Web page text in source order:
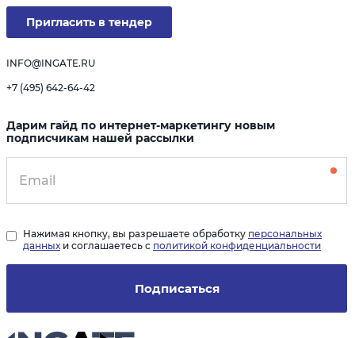
Пригласить в тендер
INFO@INGATE.RU
+7 (495) 642-64-42
Дарим гайд по интернет-маркетингу новым
подписчикам нашей рассылки
Подписаться
Нажимая кнопку, вы разрешаете обработку персональных
данных и соглашаетесь с политикой конфиденциальности